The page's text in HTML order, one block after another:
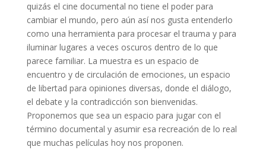
quizás el cine documental no tiene el poder para
cambiar el mundo, pero aún así nos gusta entenderlo
como una herramienta para procesar el trauma y para
iluminar lugares a veces oscuros dentro de lo que
parece familiar. La muestra es un espacio de
encuentro y de circulación de emociones, un espacio
de libertad para opiniones diversas, donde el diálogo,
el debate y la contradicción son bienvenidas.
Proponemos que sea un espacio para jugar con el
término documental y asumir esa recreación de lo real
que muchas películas hoy nos proponen.